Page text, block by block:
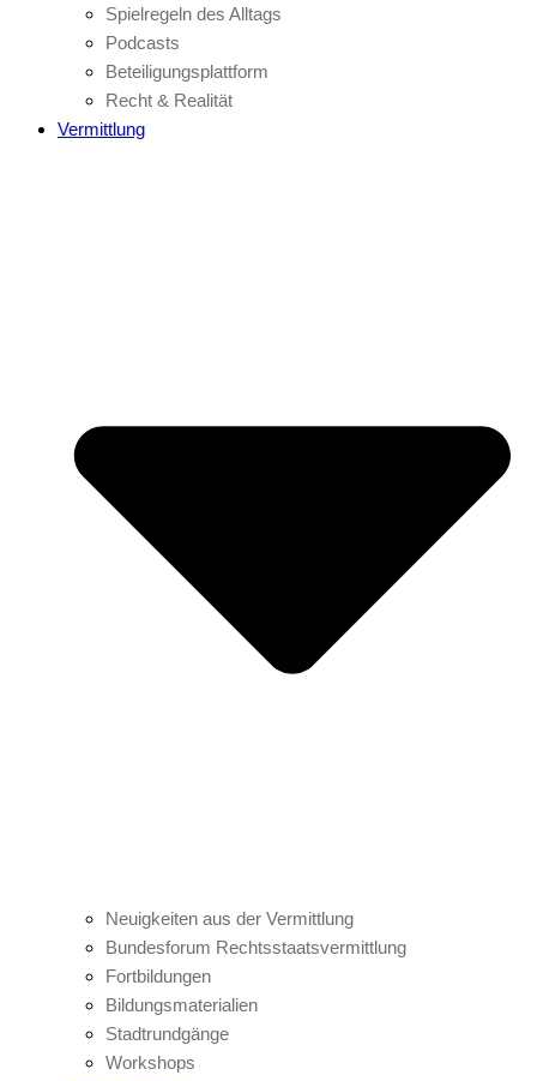
Spielregeln des Alltags
Podcasts
Beteiligungsplattform
Recht & Realität
Vermittlung
Neuigkeiten aus der Vermittlung
Bundesforum Rechtsstaatsvermittlung
Fortbildungen
Bildungsmaterialien
Stadtrundgänge
Workshops